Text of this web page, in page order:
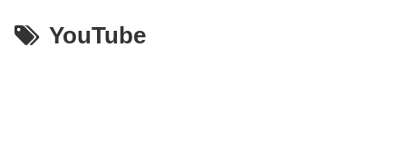
YouTube